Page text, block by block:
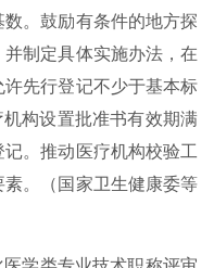
。鼓励有条件的地方探
制定具体实施办法，在
先行登记不少于基本标
构设置批准书有效期满
。推动医疗机构校验工
。（国家卫生健康委等